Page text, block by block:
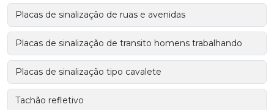
Placas de sinalização de ruas e avenidas
Placas de sinalização de transito homens trabalhando
Placas de sinalização tipo cavalete
Tachão refletivo